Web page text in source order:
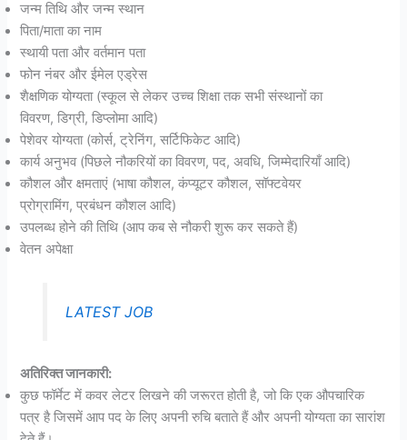
जन्म तिथि और जन्म स्थान
पिता/माता का नाम
स्थायी पता और वर्तमान पता
फोन नंबर और ईमेल एड्रेस
शैक्षणिक योग्यता (स्कूल से लेकर उच्च शिक्षा तक सभी संस्थानों का
विवरण, डिग्री, डिप्लोमा आदि)
पेशेवर योग्यता (कोर्स, ट्रेनिंग, सर्टिफिकेट आदि)
कार्य अनुभव (पिछले नौकरियों का विवरण, पद, अवधि, जिम्मेदारियाँ आदि)
कौशल और क्षमताएं (भाषा कौशल, कंप्यूटर कौशल, सॉफ्टवेयर
प्रोग्रामिंग, प्रबंधन कौशल आदि)
उपलब्ध होने की तिथि (आप कब से नौकरी शुरू कर सकते हैं)
वेतन अपेक्षा
LATEST JOB
अतिरिक्त जानकारी:
कुछ फॉर्मेट में कवर लेटर लिखने की जरूरत होती है, जो कि एक औपचारिक
पत्र है जिसमें आप पद के लिए अपनी रुचि बताते हैं और अपनी योग्यता का सारांश